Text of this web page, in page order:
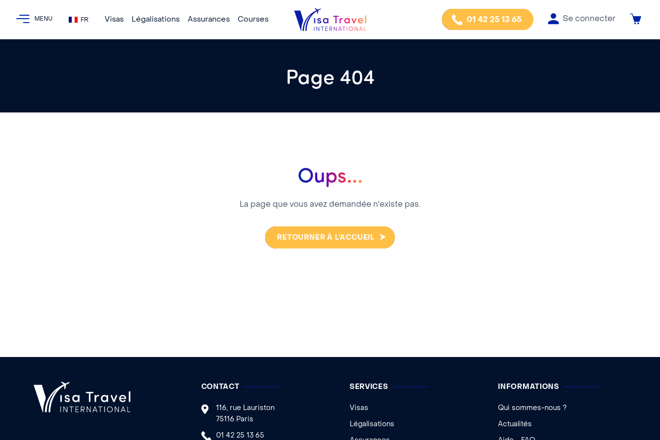
FR Visas Légalisations Assurances Courses 01 42 25 13 65 Se connecter
Page 404
Oups...
La page que vous avez demandée n'existe pas.
RETOURNER À L'ACCUEIL
CONTACT
116, rue Lauriston
75116 Paris
01 42 25 13 65
SERVICES
Visas
Légalisations
INFORMATIONS
Qui sommes-nous ?
Actualités